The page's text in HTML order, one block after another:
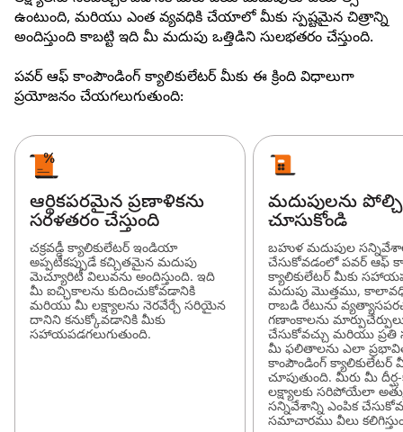
ఉంటుంది, మరియు ఎంత వ్యవధికి చేయాలో మీకు స్పష్టమైన చిత్రాన్ని
అందిస్తుంది కాబట్టి ఇది మీ మదుపు ఒత్తిడిని సులభతరం చేస్తుంది.
పవర్ ఆఫ్ కాంపౌండింగ్ క్యాలికులేటర్ మీకు ఈ క్రింది విధాలుగా
ప్రయోజనం చేయగలుగుతుంది:
ఆర్థికపరమైన ప్రణాళికను
సరళతరం చేస్తుంది
చక్రవడ్డీ క్యాలికులేటర్ ఇండియా
అప్పటికప్పుడే కచ్చితమైన మదుపు
మెచ్యూరిటీ విలువను అందిస్తుంది. ఇది
మీ ఐచ్ఛికాలను కుదించుకోవడానికి
మరియు మీ లక్ష్యాలను నెరవేర్చే సరియైన
దానిని కనుక్కోవడానికి మీకు
సహాయపడగలుగుతుంది.
మదుపులను పోల్చి
చూసుకోండి
బహుళ మదుపుల
చేసుకోవడంలో పవర్ ఆఫ్
క్యాలికులేటర్ మీకు
మదుపు మొత్తము,
రాబడి రేటును
గణాంకాలను
చేసుకోవచ్చు మరియు ప్రతి
మీ ఫలితాలను ఎలా
కాంపౌండింగ్ క్యాలికులేటర్
చూపుతుంది. మీరు మీ
లక్ష్యాలకు సరిపోయేలా
సన్నివేశాన్ని ఎంపిక
సమాచారము వీలు